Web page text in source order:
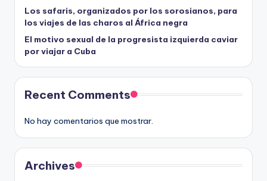
Los safaris, organizados por los sorosianos, para
los viajes de las charos al África negra
El motivo sexual de la progresista izquierda caviar
por viajar a Cuba
Recent Comments
No hay comentarios que mostrar.
Archives